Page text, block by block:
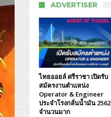
ADVERTISER
ไทยออยล์ ศรีราชา เปิดรับ
สมัครงานตำแหน่ง
Operator & Engineer
ประจำโรงกลั่นน้ำมัน 2562
จำนวนมาก